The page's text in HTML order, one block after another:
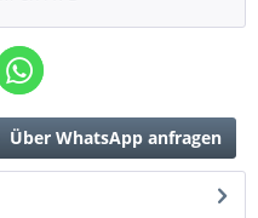
Über WhatsApp anfragen